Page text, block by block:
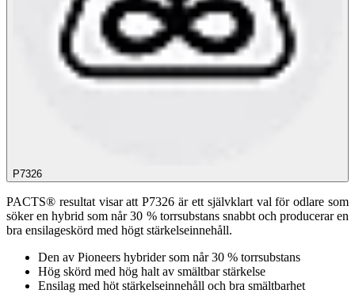
P7326
PACTS® resultat visar att P7326 är ett självklart val för odlare som
söker en hybrid som når 30 % torrsubstans snabbt och producerar en
bra ensilageskörd med högt stärkelseinnehåll.
Den av Pioneers hybrider som når 30 % torrsubstans
Hög skörd med hög halt av smältbar stärkelse
Ensilag med höt stärkelseinnehåll och bra smältbarhet